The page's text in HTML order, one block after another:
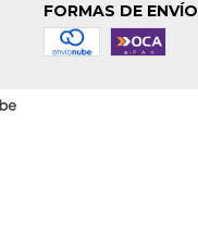
FORMAS DE ENVÍO